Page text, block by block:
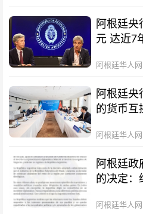
阿根廷央
元 达近7
阿根廷华人网
阿根廷
的货币互
阿根廷华人网
阿根廷政
的决定：
阿根廷华人网